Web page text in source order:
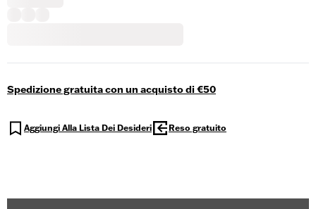
Spedizione gratuita con un acquisto di €50
Aggiungi Alla Lista Dei Desideri Reso gratuito